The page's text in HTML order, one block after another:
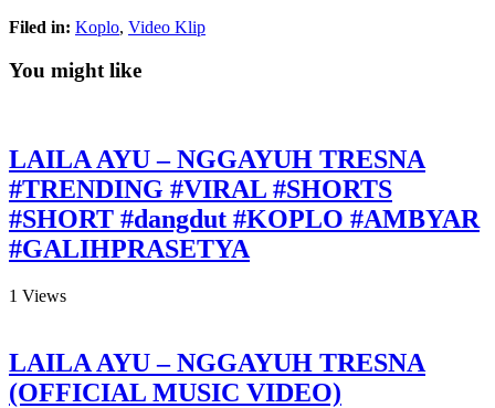
Filed in: Koplo, Video Klip
You might like
LAILA AYU – NGGAYUH TRESNA
#TRENDING #VIRAL #SHORTS
#SHORT #dangdut #KOPLO #AMBYAR
#GALIHPRASETYA
1 Views
LAILA AYU – NGGAYUH TRESNA
(OFFICIAL MUSIC VIDEO)